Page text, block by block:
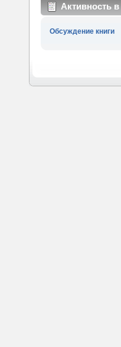
Активность
Обсуждение книги